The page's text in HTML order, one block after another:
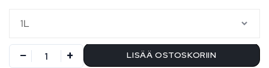
LISÄÄ OSTOSKORIIN